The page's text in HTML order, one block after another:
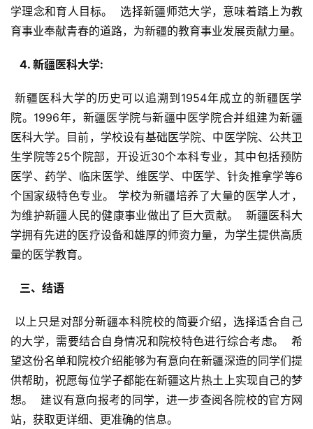
学理念和育人目标。  选择新疆师范大学，意味着踏上为教
育事业奉献青春的道路，为新疆的教育事业发展贡献力量。
  4. 新疆医科大学:
院。1996年，新疆医学院与新疆中医学院合并组建为新疆
医科大学。目前，学校设有基础医学院、中医学院、公共卫
生学院等25个院部，开设近30个本科专业，其中包括预防
医学、药学、临床医学、维医学、中医学、针灸推拿学等6
个国家级特色专业。 学校为新疆培养了大量的医学人才，
为维护新疆人民的健康事业做出了巨大贡献。  新疆医科大
学拥有先进的医疗设备和雄厚的师资力量，为学生提供高质
量的医学教育。
  三、结语
的大学，需要结合自身情况和院校特色进行综合考虑。  希
望这份名单和院校介绍能够为有意向在新疆深造的同学们提
供帮助，祝愿每位学子都能在新疆这片热土上实现自己的梦
想。  建议有意向报考的同学，进一步查阅各院校的官方网
站，获取更详细、更准确的信息。